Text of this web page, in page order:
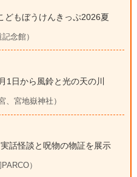
どもぼうけんきっぷ2026夏
念館）
1日から風鈴と光の天の川
宮地嶽神社）
話怪談と呪物の物証を展示
）